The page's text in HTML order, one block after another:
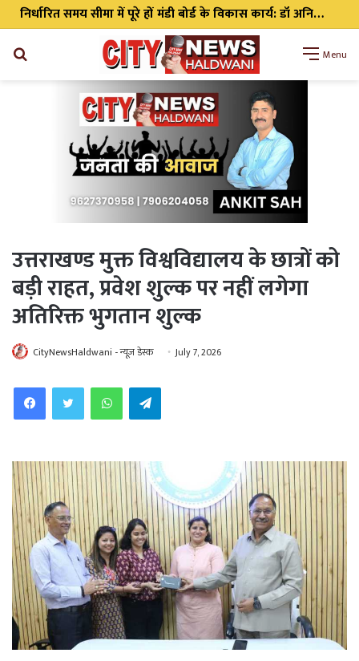
निर्धारित समय सीमा में पूरे हों मंडी बोर्ड के विकास कार्य: डॉ अनिल डब्बू
Menu
उत्तराखण्ड मुक्त विश्वविद्यालय के छात्रों को
बड़ी राहत, प्रवेश शुल्क पर नहीं लगेगा
अतिरिक्त भुगतान शुल्क
CityNewsHaldwani - न्यूज़ डेस्क July 7, 2026
WhatsAppTelegram